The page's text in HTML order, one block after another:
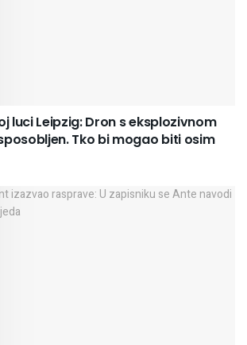
luci Leipzig: Dron s eksplozivnom
Tko bi mogao biti osim